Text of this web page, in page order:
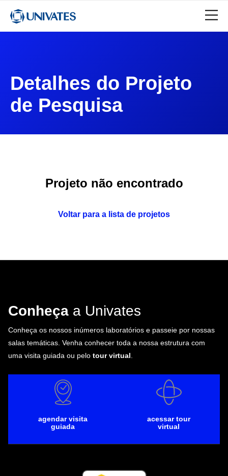
Detalhes do Projeto
de Pesquisa
Projeto não encontrado
Voltar para a lista de projetos
Conheça a Univates
Conheça os nossos inúmeros laboratórios e passeie por nossas
salas temáticas. Venha conhecer toda a nossa estrutura com
uma visita guiada ou pelo tour virtual
agendar visita
guiada
acessar tour
virtual